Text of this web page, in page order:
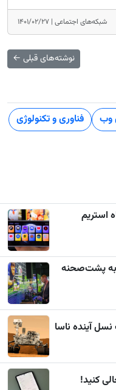
شبکه‌های اجتماعی | ۱۴۰۱/۰۲/۲۷
نوشته‌های قبلی ←
وب
فناوری و تکنولوژی
استریم
به پشت‌صحنه
کنید!